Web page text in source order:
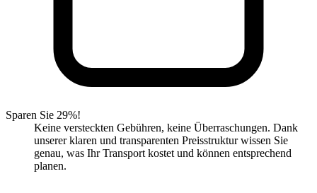
Sparen Sie 29%!
Keine versteckten Gebühren, keine Überraschungen. Dank
unserer klaren und transparenten Preisstruktur wissen Sie
genau, was Ihr Transport kostet und können entsprechend
planen.